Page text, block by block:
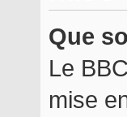
Que
Le
mise